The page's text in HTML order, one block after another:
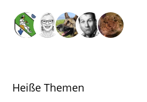
Heiße Themen